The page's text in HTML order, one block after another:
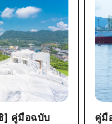
] คู่มือฉบับ
คู่มื